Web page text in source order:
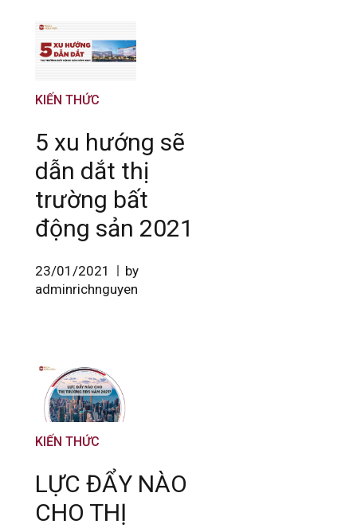
KIẾN THỨC
5 xu hướng sẽ
dẫn dắt thị
trường bất
động sản 2021
23/01/2021
by
adminrichnguyen
KIẾN THỨC
LỰC ĐẨY NÀO
CHO THỊ